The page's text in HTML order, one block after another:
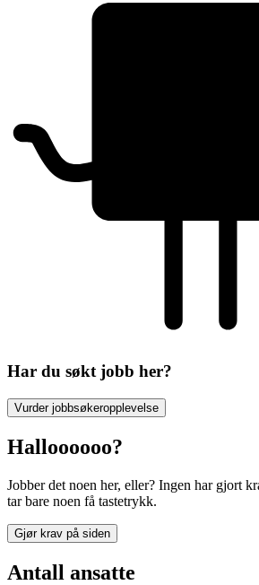
Har du søkt jobb her?
Vurder jobbsøkeropplevelse
Halloooooo?
Jobber det noen her, eller? Ingen har gjort
tar bare noen få tastetrykk.
Gjør krav på siden
Antall ansatte